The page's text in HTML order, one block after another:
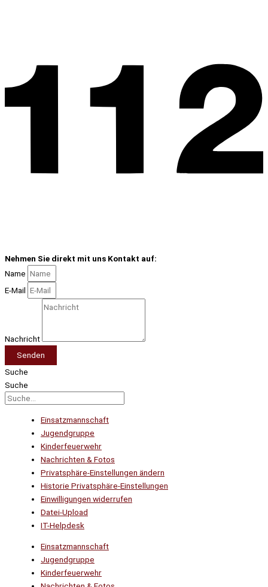
Nehmen Sie direkt mit uns Kontakt auf:
Name
E-Mail
Nachricht
Senden
Suche
Suche
Einsatzmannschaft
Jugendgruppe
Kinderfeuerwehr
Nachrichten & Fotos
Privatsphäre-Einstellungen ändern
Historie Privatsphäre-Einstellungen
Einwilligungen widerrufen
Datei-Upload
IT-Helpdesk
Einsatzmannschaft
Jugendgruppe
Kinderfeuerwehr